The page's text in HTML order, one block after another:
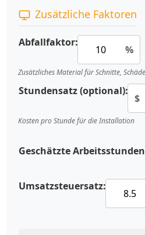
Zusätzliche Faktoren
Abfallfaktor:
%
Zusätzliches Material für Schnitte,
Stundensatz (optional):
$
Kosten pro Stunde für die Installation
Geschätzte
Umsatzsteuersatz: